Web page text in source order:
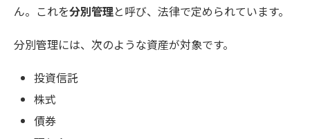
ん。これを分別管理と呼び、法律で定められています。
分別管理には、次のような資産が対象です。
投資信託
株式
債券